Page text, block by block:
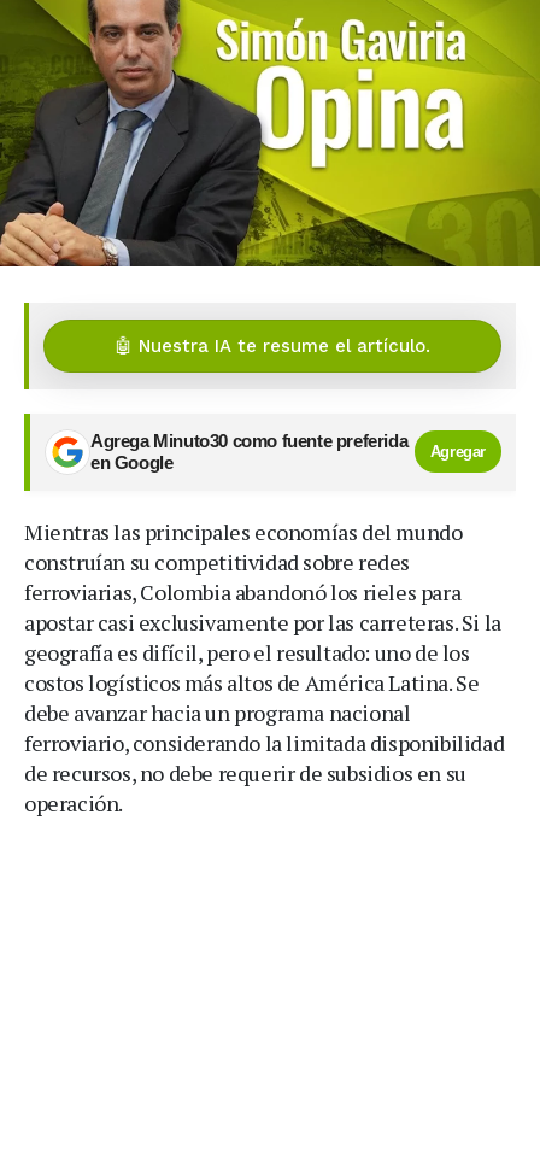
🤖 Nuestra IA te resume el artículo.
Agrega Minuto30 como fuente preferida
en Google
Agregar
Mientras las principales economías del mundo
construían su competitividad sobre redes
ferroviarias, Colombia abandonó los rieles para
apostar casi exclusivamente por las carreteras. Si la
geografía es difícil, pero el resultado: uno de los
costos logísticos más altos de América Latina. Se
debe avanzar hacia un programa nacional
ferroviario, considerando la limitada disponibilidad
de recursos, no debe requerir de subsidios en su
operación.